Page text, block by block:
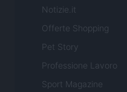
Notizie.it
Offerte Shopping
Pet Story
Professione Lavoro
Sport Magazine